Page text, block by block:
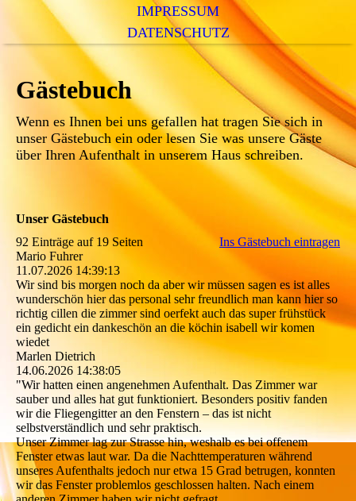
IMPRESSUM
DATENSCHUTZ
Gästebuch
Wenn es Ihnen bei uns gefallen hat tragen Sie sich in
unser Gästebuch ein oder lesen Sie was unsere Gäste
über Ihren Aufenthalt in unserem Haus schreiben.
Unser Gästebuch
92 Einträge auf 19 Seiten
Ins Gästebuch eintragen
Mario Fuhrer
11.07.2026 14:39:13
Wir sind bis morgen noch da aber wir müssen sagen es ist alles
wunderschön hier das personal sehr freundlich man kann hier so
richtig cillen die zimmer sind oerfekt auch das super frühstück
ein gedicht ein dankeschön an die köchin isabell wir komen
wiedet
Marlen Dietrich
14.06.2026 14:38:05
"Wir hatten einen angenehmen Aufenthalt. Das Zimmer war
sauber und alles hat gut funktioniert. Besonders positiv fanden
wir die Fliegengitter an den Fenstern – das ist nicht
selbstverständlich und sehr praktisch.
Unser Zimmer lag zur Strasse hin, weshalb es bei offenem
Fenster etwas laut war. Da die Nachttemperaturen während
unseres Aufenthalts jedoch nur etwa 15 Grad betrugen, konnten
wir das Fenster problemlos geschlossen halten. Nach einem